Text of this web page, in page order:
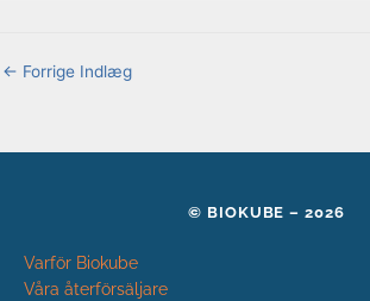
← Forrige Indlæg
© BIOKUBE – 2026
Varför Biokube
Våra återförsäljare